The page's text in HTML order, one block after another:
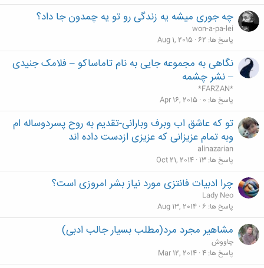
چه جوری میشه یه زندگی رو تو یه چمدون جا داد؟
won-a-pa-lei
پاسخ ها 62
Aug 1, 2015
نگاهی به مجموعه جایی به نام تاماساکو – فلامک جنیدی
– نشر چشمه
*FARZAN*
پاسخ ها 0
Apr 16, 2015
تو که عاشق اب وبرف وبارانی-تقدیم به روح پسردوساله ام
وبه تمام عزیزانی که عزیزی ازدست داده اند
alinazarian
پاسخ ها 13
Oct 21, 2014
چرا ادبیات فانتزی مورد نیاز بشر امروزی است؟
Lady Neo
پاسخ ها 6
Aug 13, 2014
مشاهیر مجرد مرد(مطلب بسیار جالب ادبی)
چاووش
پاسخ ها 4
Mar 12, 2014